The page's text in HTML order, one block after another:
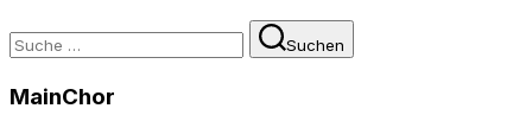
Suchen
nach:
Suchen
MainChor